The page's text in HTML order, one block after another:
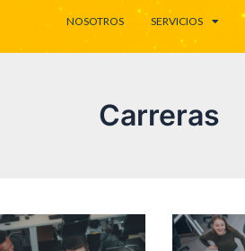
NOSOTROS SERVICIOS
Carreras